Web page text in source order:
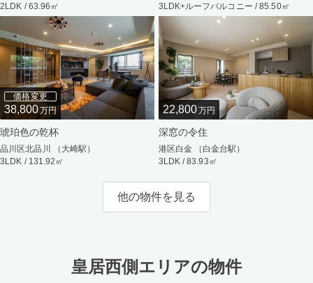
2LDK / 63.96㎡
3LDK+ルーフバルコニー / 85.50㎡
価格変更
38,800万円
琥珀色の乾杯
品川区北品川 （大崎駅）
3LDK / 131.92㎡
22,800万円
深窓の令住
港区白金 （白金台駅）
3LDK / 83.93㎡
他の物件を見る
皇居西側エリアの物件